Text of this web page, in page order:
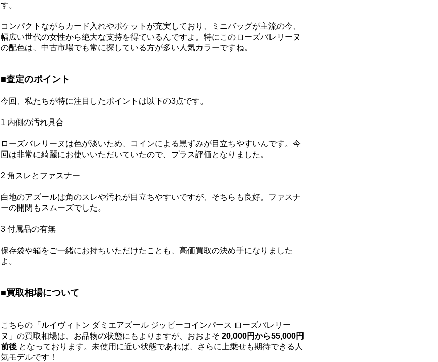
す。
コンパクトながらカード入れやポケットが充実しており、ミニバッグが主流の今、
幅広い世代の女性から絶大な支持を得ているんですよ。特にこのローズバレリーヌ
の配色は、中古市場でも常に探している方が多い人気カラーですね。
■査定のポイント
今回、私たちが特に注目したポイントは以下の3点です。
1 内側の汚れ具合
ローズバレリーヌは色が淡いため、コインによる黒ずみが目立ちやすいんです。今
回は非常に綺麗にお使いいただいていたので、プラス評価となりました。
2 角スレとファスナー
白地のアズールは角のスレや汚れが目立ちやすいですが、そちらも良好。ファスナ
ーの開閉もスムーズでした。
3 付属品の有無
保存袋や箱をご一緒にお持ちいただけたことも、高価買取の決め手になりました
よ。
■買取相場について
こちらの「ルイヴィトン ダミエアズール ジッピーコインパース ローズバレリー
ヌ」の買取相場は、お品物の状態にもよりますが、おおよそ 20,000円から55,000円
前後 となっております。未使用に近い状態であれば、さらに上乗せも期待できる人
気モデルです！